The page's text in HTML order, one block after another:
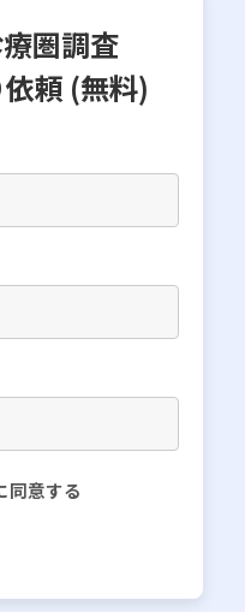
圏調査
頼 (無料)
同意する